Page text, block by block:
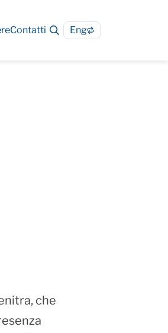
Contatti Eng
che